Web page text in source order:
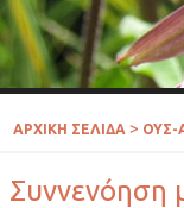
ΑΡΧΙΚΗ ΣΕΛΙΔΑ > ΟΥΣ-
Συννενόηση